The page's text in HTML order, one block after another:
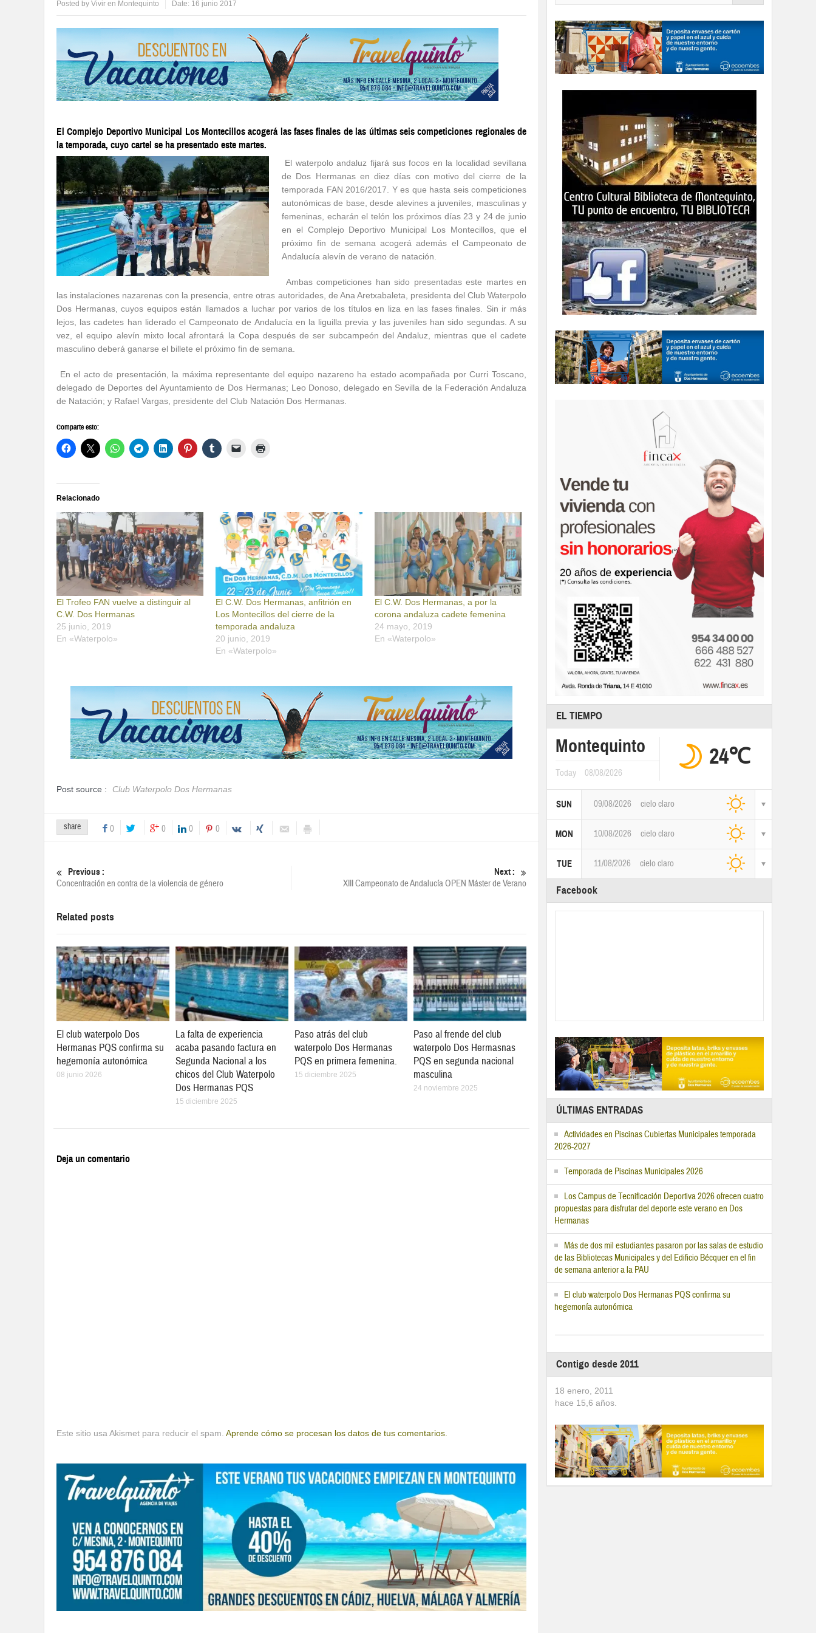
Posted by Vivir en Montequinto Date: 16 junio 2017
El Complejo Deportivo Municipal Los Montecillos acogerá las fases finales de las últimas seis competiciones regionales de
la temporada, cuyo cartel se ha presentado este martes.
El waterpolo andaluz fijará sus focos en la localidad sevillana
de Dos Hermanas en diez días con motivo del cierre de la
temporada FAN 2016/2017. Y es que hasta seis competiciones
autonómicas de base, desde alevines a juveniles, masculinas y
femeninas, echarán el telón los próximos días 23 y 24 de junio
en el Complejo Deportivo Municipal Los Montecillos, que el
próximo fin de semana acogerá además el Campeonato de
Andalucía alevín de verano de natación.
Ambas competiciones han sido presentadas este martes en
las instalaciones nazarenas con la presencia, entre otras autoridades, de Ana Aretxabaleta, presidenta del Club Waterpolo
Dos Hermanas, cuyos equipos están llamados a luchar por varios de los títulos en liza en las fases finales. Sin ir más
lejos, las cadetes han liderado el Campeonato de Andalucía en la liguilla previa y las juveniles han sido segundas. A su
vez, el equipo alevín mixto local afrontará la Copa después de ser subcampeón del Andaluz, mientras que el cadete
masculino deberá ganarse el billete el próximo fin de semana.
En el acto de presentación, la máxima representante del equipo nazareno ha estado acompañada por Curri Toscano,
delegado de Deportes del Ayuntamiento de Dos Hermanas; Leo Donoso, delegado en Sevilla de la Federación Andaluza
de Natación; y Rafael Vargas, presidente del Club Natación Dos Hermanas.
Comparte esto:
Relacionado
El Trofeo FAN vuelve a distinguir al
C.W. Dos Hermanas
25 junio, 2019
En «Waterpolo»
El C.W. Dos Hermanas, anfitrión en
Los Montecillos del cierre de la
temporada andaluza
20 junio, 2019
En «Waterpolo»
El C.W. Dos Hermanas, a por la
corona andaluza cadete femenina
24 mayo, 2019
En «Waterpolo»
Post source : Club Waterpolo Dos Hermanas
share 0 0 0 0
Previous :
Concentración en contra de la violencia de género
Next :
XIII Campeonato de Andalucía OPEN Máster de Verano
Related posts
El club waterpolo Dos
Hermanas PQS confirma su
hegemonía autonómica
08 junio 2026
La falta de experiencia
acaba pasando factura en
Segunda Nacional a los
chicos del Club Waterpolo
Dos Hermanas PQS
15 diciembre 2025
Paso atrás del club
waterpolo Dos Hermanas
PQS en primera femenina.
15 diciembre 2025
Paso al frende del club
waterpolo Dos Hermasnas
PQS en segunda nacional
masculina
24 noviembre 2025
Deja un comentario
Este sitio usa Akismet para reducir el spam. Aprende cómo se procesan los datos de tus comentarios.
EL TIEMPO
Montequinto
Today 08/08/2026
24℃
SUN 09/08/2026 cielo claro
MON 10/08/2026 cielo claro
TUE 11/08/2026 cielo claro
Facebook
ÚLTIMAS ENTRADAS
Actividades en Piscinas Cubiertas Municipales temporada
2026-2027
Temporada de Piscinas Municipales 2026
Los Campus de Tecnificación Deportiva 2026 ofrecen cuatro
propuestas para disfrutar del deporte este verano en Dos
Hermanas
Más de dos mil estudiantes pasaron por las salas de estudio
de las Bibliotecas Municipales y del Edificio Bécquer en el fin
de semana anterior a la PAU
El club waterpolo Dos Hermanas PQS confirma su
hegemonía autonómica
Contigo desde 2011
18 enero, 2011
hace 15,6 años.